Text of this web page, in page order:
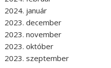
2024. január
2023. december
2023. november
2023. október
2023. szeptember